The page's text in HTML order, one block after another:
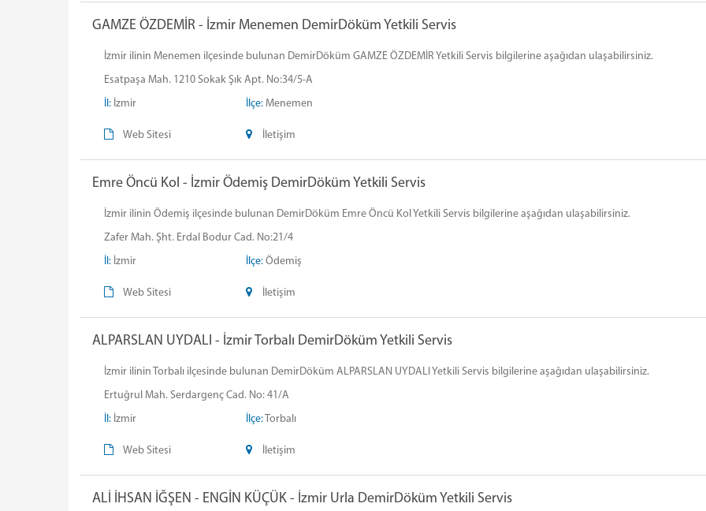
GAMZE ÖZDEMİR - İzmir Menemen DemirDöküm Yetkili Servis
İzmir ilinin Menemen ilçesinde bulunan DemirDöküm GAMZE ÖZDEMİR Yetkili Servis bilgilerine aşağıdan ulaşabilirsiniz.
Esatpaşa Mah. 1210 Sokak Şık Apt. No:34/5-A
İl: İzmir İlçe: Menemen
Web Sitesi İletişim
Emre Öncü Kol - İzmir Ödemiş DemirDöküm Yetkili Servis
İzmir ilinin Ödemiş ilçesinde bulunan DemirDöküm Emre Öncü Kol Yetkili Servis bilgilerine aşağıdan ulaşabilirsiniz.
Zafer Mah. Şht. Erdal Bodur Cad. No:21/4
İl: İzmir İlçe: Ödemiş
Web Sitesi İletişim
ALPARSLAN UYDALI - İzmir Torbalı DemirDöküm Yetkili Servis
İzmir ilinin Torbalı ilçesinde bulunan DemirDöküm ALPARSLAN UYDALI Yetkili Servis bilgilerine aşağıdan ulaşabilirsiniz.
Ertuğrul Mah. Serdargenç Cad. No: 41/A
İl: İzmir İlçe:Torbalı
Web Sitesi İletişim
ALİ İHSAN İĞŞEN - ENGİN KÜÇÜK - İzmir Urla DemirDöküm Yetkili Servis